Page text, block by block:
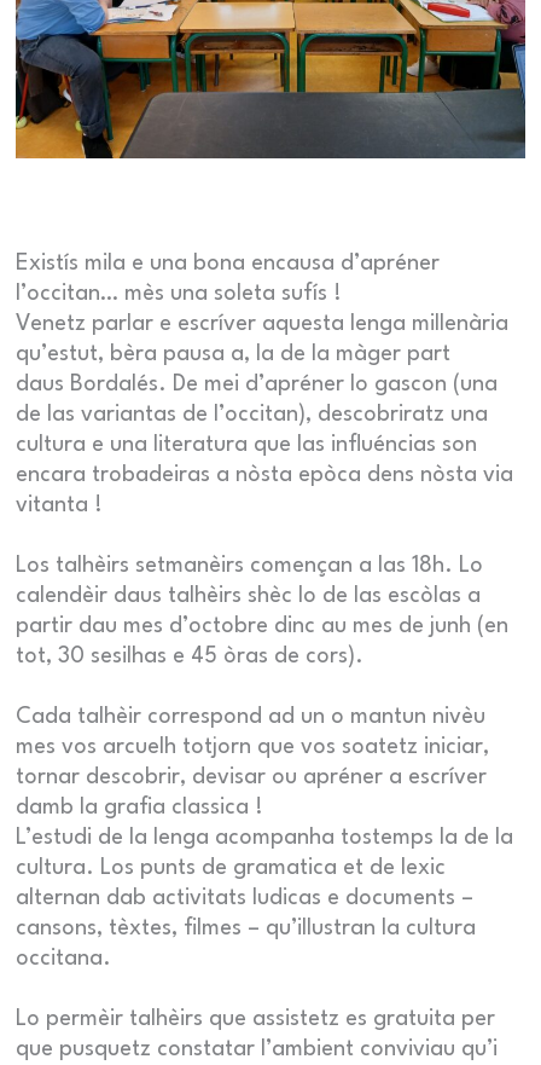
Existís mila e una bona encausa d’apréner
l’occitan… mès una soleta sufís !
Venetz parlar e escríver aquesta lenga millenària
qu’estut, bèra pausa a, la de la màger part
daus Bordalés. De mei d’apréner lo gascon (una
de las variantas de l’occitan), descobriratz una
cultura e una literatura que las influéncias son
encara trobadeiras a nòsta epòca dens nòsta via
vitanta !
Los talhèirs setmanèirs començan a las 18h. Lo
calendèir daus talhèirs shèc lo de las escòlas a
partir dau mes d’octobre dinc au mes de junh (en
tot, 30 sesilhas e 45 òras de cors).
Cada talhèir correspond ad un o mantun nivèu
mes vos arcuelh totjorn que vos soatetz iniciar,
tornar descobrir, devisar ou apréner a escríver
damb la grafia classica !
L’estudi de la lenga acompanha tostemps la de la
cultura. Los punts de gramatica et de lexic
alternan dab activitats ludicas e documents –
cansons, tèxtes, filmes – qu’illustran la cultura
occitana.
Lo permèir talhèirs que assistetz es gratuita per
que pusquetz constatar l’ambient conviviau qu’i